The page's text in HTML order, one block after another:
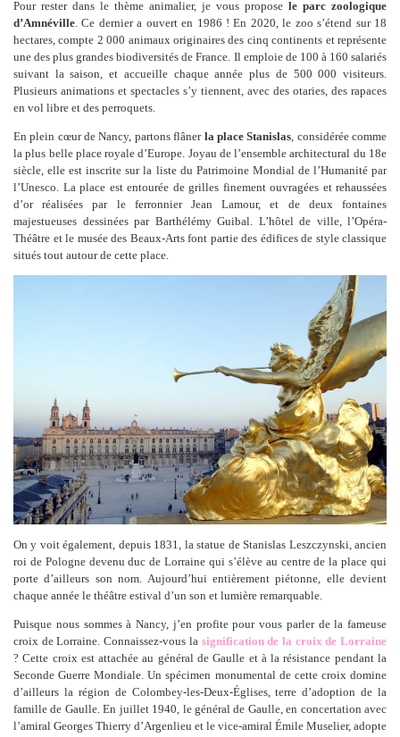
Pour rester dans le thème animalier, je vous propose le parc zoologique
d’Amnéville. Ce dernier a ouvert en 1986 ! En 2020, le zoo s’étend sur 18
hectares, compte 2 000 animaux originaires des cinq continents et représente
une des plus grandes biodiversités de France. Il emploie de 100 à 160 salariés
suivant la saison, et accueille chaque année plus de 500 000 visiteurs.
Plusieurs animations et spectacles s’y tiennent, avec des otaries, des rapaces
en vol libre et des perroquets.
En plein cœur de Nancy, partons flâner la place Stanislas, considérée comme
la plus belle place royale d’Europe. Joyau de l’ensemble architectural du 18e
siècle, elle est inscrite sur la liste du Patrimoine Mondial de l’Humanité par
l’Unesco. La place est entourée de grilles finement ouvragées et rehaussées
d’or réalisées par le ferronnier Jean Lamour, et de deux fontaines
majestueuses dessinées par Barthélémy Guibal. L’hôtel de ville, l’Opéra-
Théâtre et le musée des Beaux-Arts font partie des édifices de style classique
situés tout autour de cette place.
On y voit également, depuis 1831, la statue de Stanislas Leszczynski, ancien
roi de Pologne devenu duc de Lorraine qui s’élève au centre de la place qui
porte d’ailleurs son nom. Aujourd’hui entièrement piétonne, elle devient
chaque année le théâtre estival d’un son et lumière remarquable.
Puisque nous sommes à Nancy, j’en profite pour vous parler de la fameuse
croix de Lorraine. Connaissez-vous la signification de la croix de Lorraine
? Cette croix est attachée au général de Gaulle et à la résistance pendant la
Seconde Guerre Mondiale. Un spécimen monumental de cette croix domine
d’ailleurs la région de Colombey-les-Deux-Églises, terre d’adoption de la
famille de Gaulle. En juillet 1940, le général de Gaulle, en concertation avec
l’amiral Georges Thierry d’Argenlieu et le vice-amiral Émile Muselier, adopte